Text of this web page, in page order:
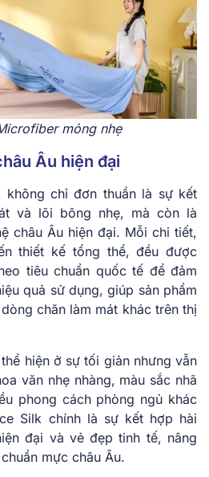
mỏng nhẹ
Âu hiện đại
không chỉ đơn thuần là sự kết
và lõi bông nhẹ, mà còn là
châu Âu hiện đại. Mỗi chi tiết,
thiết kế tổng thể, đều được
tiêu chuẩn quốc tế để đảm
quả sử dụng, giúp sản phẩm
chăn làm mát khác trên thị
hiện ở sự tối giản nhưng vẫn
văn nhẹ nhàng, màu sắc nhã
phong cách phòng ngủ khác
Silk chính là sự kết hợp hài
đại và vẻ đẹp tinh tế, nâng
mực châu Âu.